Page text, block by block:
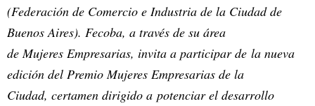
(Federación de Comercio e Industria de la Ciudad de
Buenos Aires). Fecoba, a través de su área
de Mujeres Empresarias, invita a participar de la nueva
edición del Premio Mujeres Empresarias de la
Ciudad, certamen dirigido a potenciar el desarrollo